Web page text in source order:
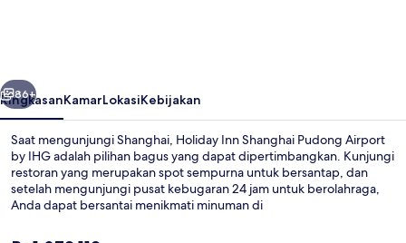
by
IHG
Berikutnya
86+
RingkasanKamarLokasiKebijakan
Saat mengunjungi Shanghai, Holiday Inn Shanghai Pudong Airport
by IHG adalah pilihan bagus yang dapat dipertimbangkan. Kunjungi
restoran yang merupakan spot sempurna untuk bersantap, dan
setelah mengunjungi pusat kebugaran 24 jam untuk berolahraga,
Anda dapat bersantai menikmati minuman di
International Airport berjarak 6 menit dan Stasiun T2 berjarak 11